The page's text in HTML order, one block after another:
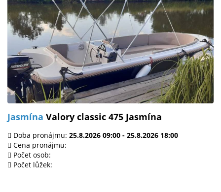
Jasmína Valory classic 475 Jasmína
Doba pronájmu: 25.8.2026 09:00 - 25.8.2026 18:00
Cena pronájmu:
Počet osob:
Počet lůžek: